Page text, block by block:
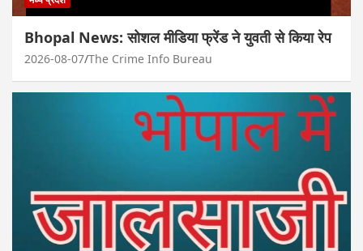
Bhopal News: सोशल मीडिया फ्रेंड ने युवती से किया रेप
2026-08-07 The Crime Info Bureau